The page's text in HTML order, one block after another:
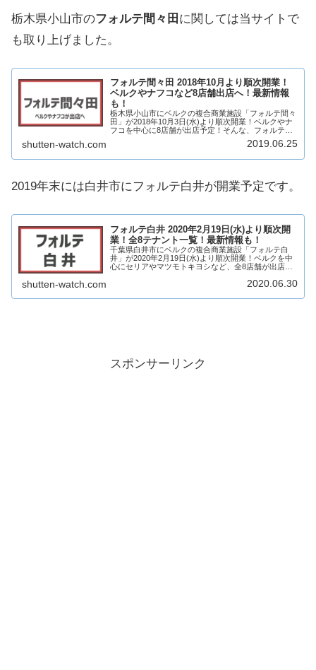
栃木県小山市のフォルテ間々田 に関しては当サイトで
も取り上げました。
フォルテ間々田 2018年10月より順次開業！
ベルクやナフコなど8店舗出店へ！最新情報
も！
栃木県小山市にベルクの複合商業施設「フォルテ間々
田」が2018年10月3日(水)より順次開業！ベルクやナ
フコを中心に8店舗が出店予定！そんな、フォルテ
間々田についてテナントや求人情報についていろいろ
見ていきたいと思います。是非最後までお付き...
shutten-watch.com 2019.06.25
2019年末には白井市にフォルテ白井が開業予定です。
フォルテ白井 2020年2月19日(水)より順次開
業！全8テナント一覧！最新情報も！
千葉県白井市にベルクの複合商業施設「フォルテ白
井」が2020年2月19日(水)より順次開業！ベルクを中
心にセリアやマツモトキヨシなど、全8店舗が出店！
ついていろいろ見ていきたいと思います。是非...
shutten-watch.com 2020.06.30
スポンサーリンク